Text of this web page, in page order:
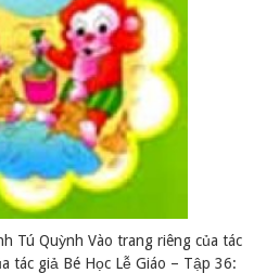
Tú Quỳnh Vào trang riêng của tác
tác giả Bé Học Lễ Giáo – Tập 36: